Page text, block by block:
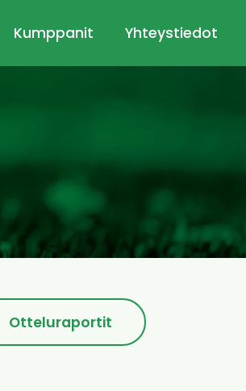
Kumppanit Yhteystiedot
Otteluraportit